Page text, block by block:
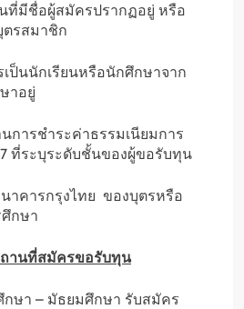
ที่มีชื่อผู้สมัครปรากฏอยู่ หรือ
ตรสมาชิก
ป็นนักเรียนหรือนักศึกษาจาก
าอยู่
การชำระค่าธรรมเนียมการ
ที่ระบุระดับชั้นของผู้ขอรับทุน
าคารกรุงไทย ของบุตรหรือ
กษา
ถานที่สมัครขอรับทุน
กษา – มัธยมศึกษา รับสมัคร